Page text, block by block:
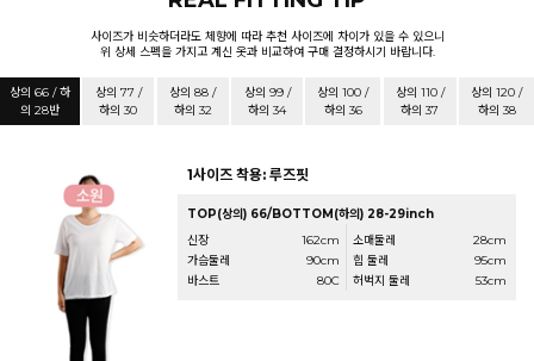
사이즈가 비슷하더라도 체향에 따라 추천 사이즈에 차이가 있을 수 있으니
위 상세 스펙을 가지고 계신 옷과 비교하여 구매 결정하시기 바랍니다.
상의 66 / 하
의 28반
상의 77 /
하의 30
상의 88 /
하의 32
상의 99 /
하의 34
상의 100 /
하의 36
상의 110 /
하의 37
상의 120 /
하의 38
1사이즈 착용: 루즈핏
TOP(상의) 66/BOTTOM(하의) 28-29inch
신장
162cm
가슴둘레
90cm
바스트
80C
소매둘레
28cm
힙 둘레
95cm
허벅지 둘레
53cm